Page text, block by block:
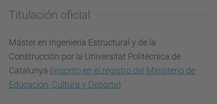
Titulación oficial
Máster en Ingeniería Estructural y de la
Construcción por la Universitat Politècnica de
Catalunya (inscrito en el registro del Ministerio de
Educación, Cultura y Deporte)